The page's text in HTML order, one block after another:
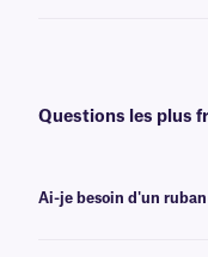
Questions les plus
Ai-je besoin d'un